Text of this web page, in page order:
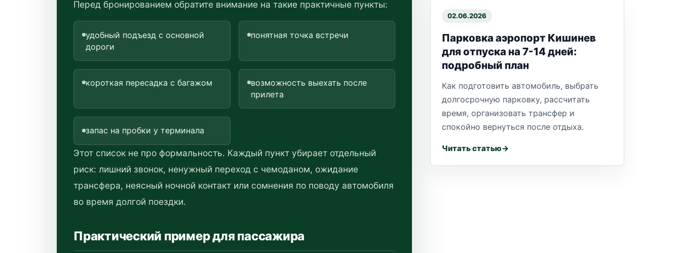
Перед бронированием обратите внимание на такие практичные пункты:
удобный подъезд с основной
дороги
понятная точка встречи
короткая пересадка с багажом
возможность выехать после
прилета
запас на пробки у терминала
Этот список не про формальность. Каждый пункт убирает отдельный
риск: лишний звонок, ненужный переход с чемоданом, ожидание
трансфера, неясный ночной контакт или сомнения по поводу автомобиля
во время долгой поездки.
Практический пример для пассажира
02.06.2026
Парковка аэропорт Кишинев
для отпуска на 7-14 дней:
подробный план
Как подготовить автомобиль, выбрать
долгосрочную парковку, рассчитать
время, организовать трансфер и
спокойно вернуться после отдыха.
Читать статью